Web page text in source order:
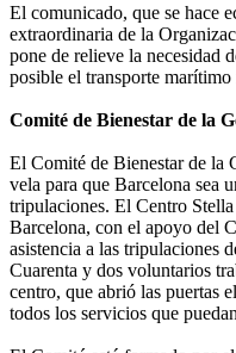
El comunicado, que se hace
extraordinaria de la
pone de relieve la necesidad
posible el transporte
Comité de Bienestar de la
El Comité de Bienestar de la
vela para que Barcelona sea
tripulaciones. El Centro
Barcelona, con el apoyo del
asistencia a las tripulaciones
Cuarenta y dos voluntarios
centro, que abrió las puertas
todos los servicios que